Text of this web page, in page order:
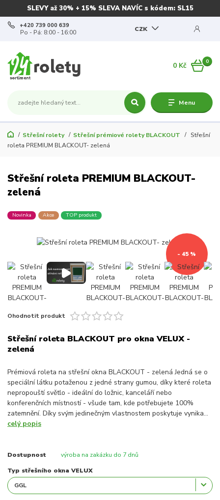
SLEVY až 30% + 15% SLEVA NAVÍC s kódem: SL15
Menu
CZK
+420 739 000 639
Po - Pá: 8:00 - 16:00
0
0 Kč
Střešní rolety Střešní prémiové rolety BLACKOUT
Střešní
roleta PREMIUM BLACKOUT- zelená
Střešní roleta PREMIUM BLACKOUT-
zelená
Novinka Akce TOP produkt
- 45 %
Ohodnotit produkt
Střešní roleta BLACKOUT pro okna VELUX -
zelená
Prémiová roleta na střešní okna BLACKOUT - zelená Jedná se o
speciální látku potaženou z jedné strany gumou, díky které roleta
nepropouští světlo - ideální do ložnic, kanceláří nebo
konferenčních místností - všude tam, kde potřebujete 100%
zatemnění. Díky svým jedinečným vlastnostem poskytuje vynika...
celý popis
Dostupnost výroba na zakázku do 7 dnů
Typ střešního okna VELUX